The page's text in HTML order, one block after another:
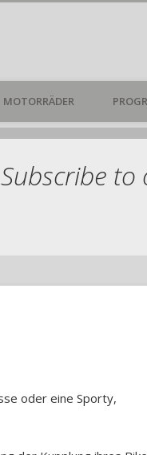
MOTORRÄDER
Subscribe to
oder eine Sporty,